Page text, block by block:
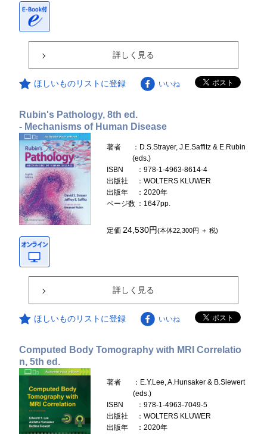
詳しく見る
ほしいものリストに登録 いいね
Rubin's Pathology, 8th ed.
- Mechanisms of Human Disease
著者
：D.S.Strayer, J.E.Saffitz & E.Rubin
(eds.)
ISBN
：978-1-4963-8614-4
出版社
：WOLTERS KLUWER
出版年
：2020年
ページ数 ：1647pp.
定価24,530円(本体22,300円 ＋ 税)
詳しく見る
ほしいものリストに登録 いいね
Computed Body Tomography with MRI Correlatio
n, 5th ed.
著者
：E.Y.Lee, A.Hunsaker & B.Siewert
(eds.)
ISBN
：978-1-4963-7049-5
出版社
：WOLTERS KLUWER
出版年
：2020年